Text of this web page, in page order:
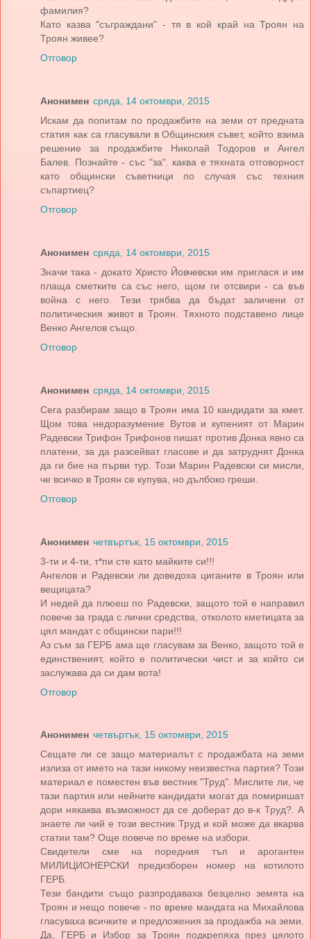
фамилия?
Като казва "съграждани" - тя в кой край на Троян на
Троян живее?
Отговор
Анонимен сряда, 14 октомври, 2015
Искам да попитам по продажбите на земи от предната
статия как са гласували в Общинския съвет, който взима
решение за продажбите Николай Тодоров и Ангел
Балев. Познайте - със "за". каква е тяхната отговорност
като общински съветници по случая със техния
съпартиец?
Отговор
Анонимен сряда, 14 октомври, 2015
Значи така - докато Христо Йовчевски им приглася и им
плаща сметките са със него, щом ги отсвири - са във
война с него. Тези трябва да бъдат заличени от
политическия живот в Троян. Тяхното подставено лице
Венко Ангелов също.
Отговор
Анонимен сряда, 14 октомври, 2015
Сега разбирам защо в Троян има 10 кандидати за кмет.
Щом това недоразумение Вутов и купеният от Марин
Радевски Трифон Трифонов пишат против Донка явно са
платени, за да разсейват гласове и да затруднят Донка
да ги бие на първи тур. Този Марин Радевски си мисли,
че всичко в Троян се купува, но дълбоко греши.
Отговор
Анонимен четвъртък, 15 октомври, 2015
3-ти и 4-ти, т*пи сте като майките си!!!
Ангелов и Радевски ли доведоха циганите в Троян или
вещицата?
И недей да плюеш по Радевски, защото той е направил
повече за града с лични средства, отколото кметицата за
цял мандат с общински пари!!!
Аз съм за ГЕРБ ама ще гласувам за Венко, защото той е
единственият, който е политически чист и за който си
заслужава да си дам вота!
Отговор
Анонимен четвъртък, 15 октомври, 2015
Сещате ли се защо материалът с продажбата на земи
излиза от името на тази никому неизвестна партия? Този
материал е поместен във вестник "Труд". Мислите ли, че
тази партия или нейните кандидати могат да помиришат
дори някаква възможност да се доберат до в-к Труд?. А
знаете ли чий е този вестник Труд и кой може да вкарва
статии там? Още повече по време на избори.
Свидетели сме на поредния тъп и арогантен
МИЛИЦИОНЕРСКИ предизборен номер на котилото
ГЕРБ.
Тези бандити също разпродаваха безцелно земята на
Троян и нещо повече - по време мандата на Михайлова
гласуваха всичките и предложения за продажба на земи.
Да, ГЕРБ и Избор за Троян подкрепяха през цялото